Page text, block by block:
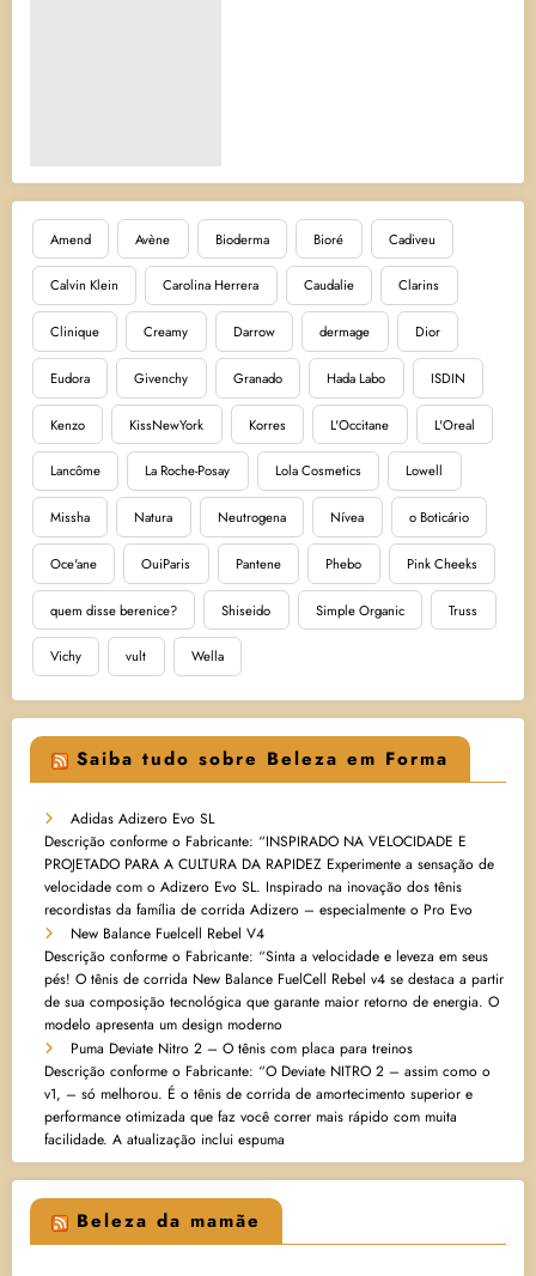
Amend Avène Bioderma Bioré Cadiveu
Calvin Klein Carolina Herrera Caudalie Clarins
Clinique Creamy Darrow dermage Dior
Eudora Givenchy Granado Hada Labo ISDIN
Kenzo KissNewYork Korres L'Occitane L'Oreal
Lancôme La Roche-Posay Lola Cosmetics Lowell
Missha Natura Neutrogena Nívea o Boticário
Oce'ane OuiParis Pantene Phebo Pink Cheeks
quem disse berenice? Shiseido Simple Organic Truss
Vichy vult Wella
Saiba tudo sobre Beleza em Forma
Adidas Adizero Evo SL
Descrição conforme o Fabricante: “INSPIRADO NA VELOCIDADE E
PROJETADO PARA A CULTURA DA RAPIDEZ Experimente a sensação de
velocidade com o Adizero Evo SL. Inspirado na inovação dos tênis
recordistas da família de corrida Adizero – especialmente o Pro Evo
New Balance Fuelcell Rebel V4
Descrição conforme o Fabricante: “Sinta a velocidade e leveza em seus
pés! O tênis de corrida New Balance FuelCell Rebel v4 se destaca a partir
de sua composição tecnológica que garante maior retorno de energia. O
modelo apresenta um design moderno
Puma Deviate Nitro 2 – O tênis com placa para treinos
Descrição conforme o Fabricante: “O Deviate NITRO 2 – assim como o
v1, – só melhorou. É o tênis de corrida de amortecimento superior e
performance otimizada que faz você correr mais rápido com muita
facilidade. A atualização inclui espuma
Beleza da mamãe